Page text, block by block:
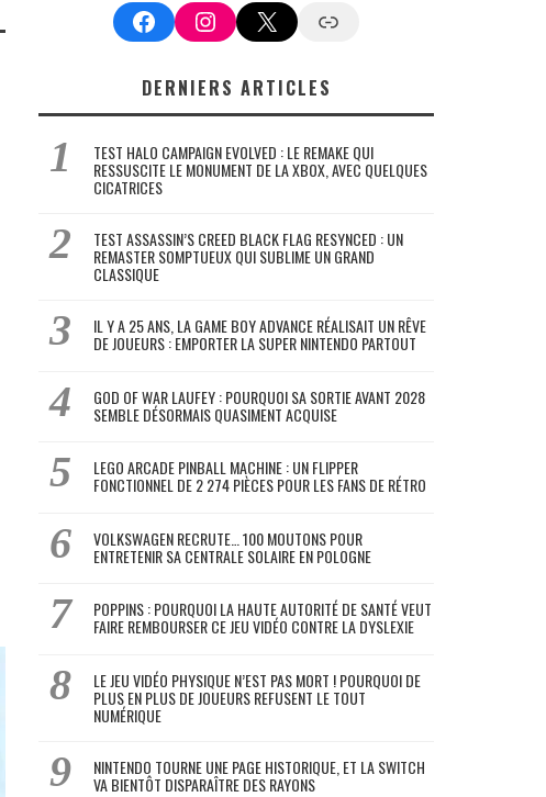
FacebookInstagram
X Google News
DERNIERS ARTICLES
TEST HALO CAMPAIGN EVOLVED : LE REMAKE QUI
RESSUSCITE LE MONUMENT DE LA XBOX, AVEC QUELQUES
CICATRICES
TEST ASSASSIN’S CREED BLACK FLAG RESYNCED : UN
REMASTER SOMPTUEUX QUI SUBLIME UN GRAND
CLASSIQUE
IL Y A 25 ANS, LA GAME BOY ADVANCE RÉALISAIT UN RÊVE
DE JOUEURS : EMPORTER LA SUPER NINTENDO PARTOUT
GOD OF WAR LAUFEY : POURQUOI SA SORTIE AVANT 2028
SEMBLE DÉSORMAIS QUASIMENT ACQUISE
LEGO ARCADE PINBALL MACHINE : UN FLIPPER
FONCTIONNEL DE 2 274 PIÈCES POUR LES FANS DE RÉTRO
VOLKSWAGEN RECRUTE… 100 MOUTONS POUR
ENTRETENIR SA CENTRALE SOLAIRE EN POLOGNE
POPPINS : POURQUOI LA HAUTE AUTORITÉ DE SANTÉ VEUT
FAIRE REMBOURSER CE JEU VIDÉO CONTRE LA DYSLEXIE
LE JEU VIDÉO PHYSIQUE N’EST PAS MORT ! POURQUOI DE
PLUS EN PLUS DE JOUEURS REFUSENT LE TOUT
NUMÉRIQUE
NINTENDO TOURNE UNE PAGE HISTORIQUE, ET LA SWITCH
VA BIENTÔT DISPARAÎTRE DES RAYONS